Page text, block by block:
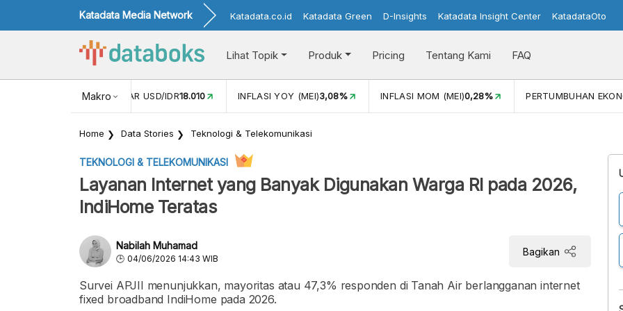
Katadata Media Network Katadata.co.id Katadata Green D-Insights Katadata Insight Center KatadataOto
Lihat Topik Produk Pricing Tentang Kami FAQ
Makro
NILAI TUKAR USD/IDR18.010 INFLASI YOY (MEI)3,08% INFLASI MOM (MEI)0,28% PERTUMBUHAN
Home Data Stories Teknologi & Telekomunikasi
TEKNOLOGI & TELEKOMUNIKASI
Layanan Internet yang Banyak Digunakan Warga RI pada 2026,
IndiHome Teratas
Nabilah Muhamad
04/06/2026 14:43 WIB
Bagikan
Survei APJII menunjukkan, mayoritas atau 47,3% responden di Tanah Air berlangganan internet
fixed broadband IndiHome pada 2026.